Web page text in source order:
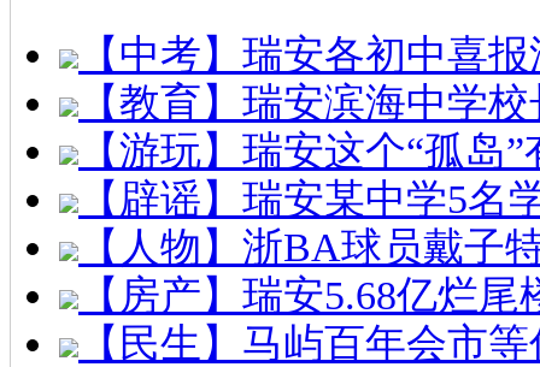
【中考】瑞安各初中喜
【教育】瑞安滨海中学
【游玩】瑞安这个“孤岛
【辟谣】瑞安某中学5名
【人物】浙BA球员戴子
【房产】瑞安5.68亿烂
【民生】马屿百年会市